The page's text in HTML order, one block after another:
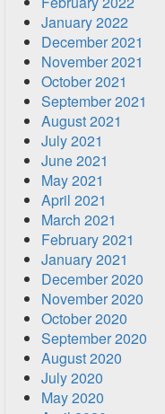
January 2022
December 2021
November 2021
October 2021
September 2021
August 2021
July 2021
June 2021
May 2021
April 2021
March 2021
February 2021
January 2021
December 2020
November 2020
October 2020
September 2020
August 2020
July 2020
May 2020